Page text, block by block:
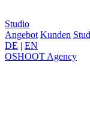
Studio
Angebot Kunden
DE | EN
OSHOOT Agency